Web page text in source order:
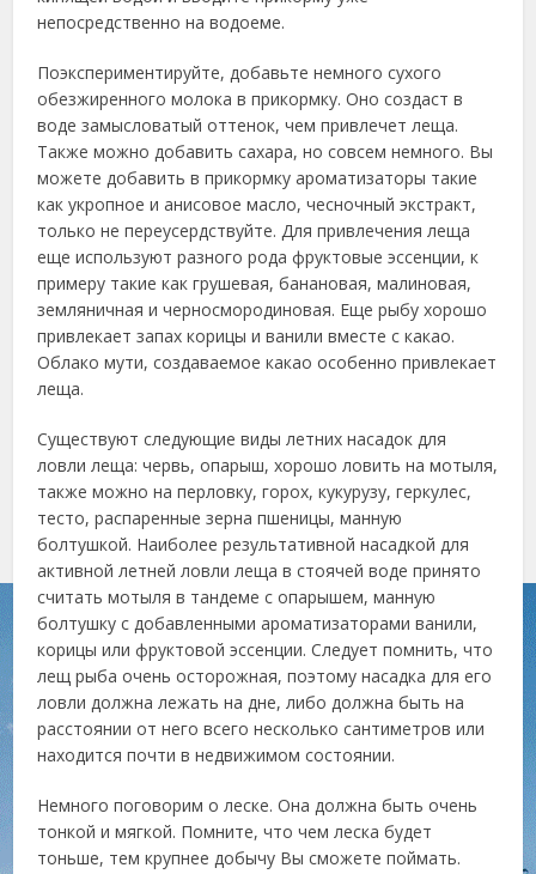
непосредственно на водоеме.
Поэкспериментируйте, добавьте немного сухого
обезжиренного молока в прикормку. Оно создаст в
воде замысловатый оттенок, чем привлечет леща.
Также можно добавить сахара, но совсем немного. Вы
можете добавить в прикормку ароматизаторы такие
как укропное и анисовое масло, чесночный экстракт,
только не переусердствуйте. Для привлечения леща
еще используют разного рода фруктовые эссенции, к
примеру такие как грушевая, банановая, малиновая,
земляничная и черносмородиновая. Еще рыбу хорошо
привлекает запах корицы и ванили вместе с какао.
Облако мути, создаваемое какао особенно привлекает
леща.
Существуют следующие виды летних насадок для
ловли леща: червь, опарыш, хорошо ловить на мотыля,
также можно на перловку, горох, кукурузу, геркулес,
тесто, распаренные зерна пшеницы, манную
болтушкой. Наиболее результативной насадкой для
активной летней ловли леща в стоячей воде принято
считать мотыля в тандеме с опарышем, манную
болтушку с добавленными ароматизаторами ванили,
корицы или фруктовой эссенции. Следует помнить, что
лещ рыба очень осторожная, поэтому насадка для его
ловли должна лежать на дне, либо должна быть на
расстоянии от него всего несколько сантиметров или
находится почти в недвижимом состоянии.
Немного поговорим о леске. Она должна быть очень
тонкой и мягкой. Помните, что чем леска будет
тоньше, тем крупнее добычу Вы сможете поймать.